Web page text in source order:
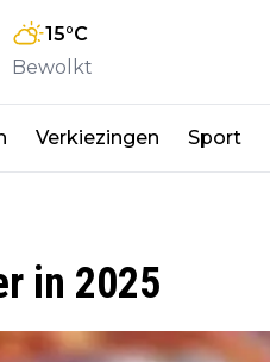
15°C
Bewolkt
Verkiezingen Sport
in 2025